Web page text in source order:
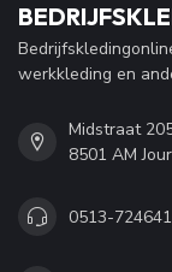
werkkleding en
Midstraat
8501 AM
0513-724641